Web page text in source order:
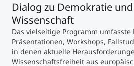
Dialog zu Demokratie
Wissenschaft
Das vielseitige Programm umfasste
Präsentationen, Workshops,
in denen aktuelle
Wissenschaftsfreiheit aus